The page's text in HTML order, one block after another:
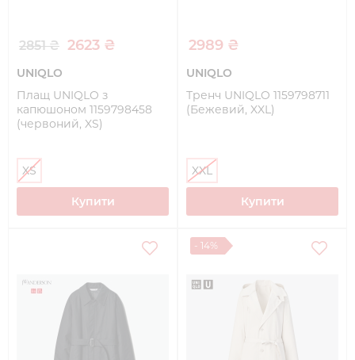
2851 ₴ 2623 ₴
UNIQLO
Плащ UNIQLO з
капюшоном 1159798458
(червоний, XS)
XS
Купити
2989 ₴
UNIQLO
Тренч UNIQLO 1159798711
(Бежевий, XXL)
XXL
Купити
- 14%